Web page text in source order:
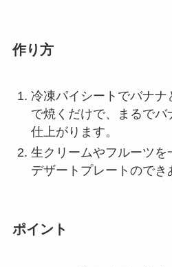
作り方
冷凍パイシートでバナナ
で焼くだけで、まるでバ
仕上がります。
生クリームやフルーツを
デザートプレートのでき
ポイント